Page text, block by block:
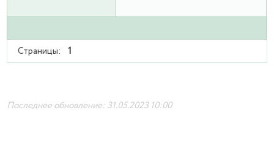
Страницы: 1
Последнее обновление: 31.05.2023 10:00